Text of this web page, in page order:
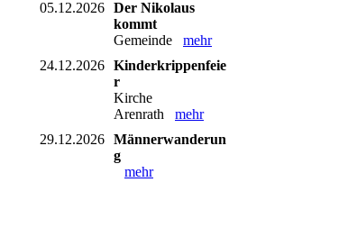
05.12.2026 Der Nikolaus
kommt
Gemeinde mehr
24.12.2026 Kinderkrippenfeie
r
Kirche
Arenrath mehr
29.12.2026 Männerwanderun
g
mehr